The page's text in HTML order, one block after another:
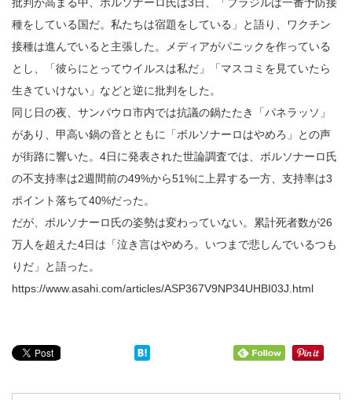
批判が高まる中、ボルソナーロ氏は3日、「ブラジルは一番予防接
種をしている国だ。私たちは宿題をしている」と語り、ワクチン
接種は進んでいると主張した。メディアがパニックを作っている
とし、「彼らにとってウイルスは私だ」「マスコミを見ていたら
生きていけない」などと逆に批判をした。
同じ日の夜、サンパウロ市内では抗議の鍋たたき「パネラッソ」
があり、甲高い鍋の音とともに「ボルソナーロはやめろ」との声
が街路に響いた。4日に発表された世論調査では、ボルソナーロ氏
の不支持率は2週間前の49%から51%に上昇する一方、支持率は3
ポイント落ちて40%だった。
だが、ボルソナーロ氏の姿勢は変わっていない。累計死者数が26
万人を超えた4日は「泣き言はやめろ。いつまで悲しんでいるつも
りだ」と語った。
https://www.asahi.com/articles/ASP367V9NP34UHBI03J.html